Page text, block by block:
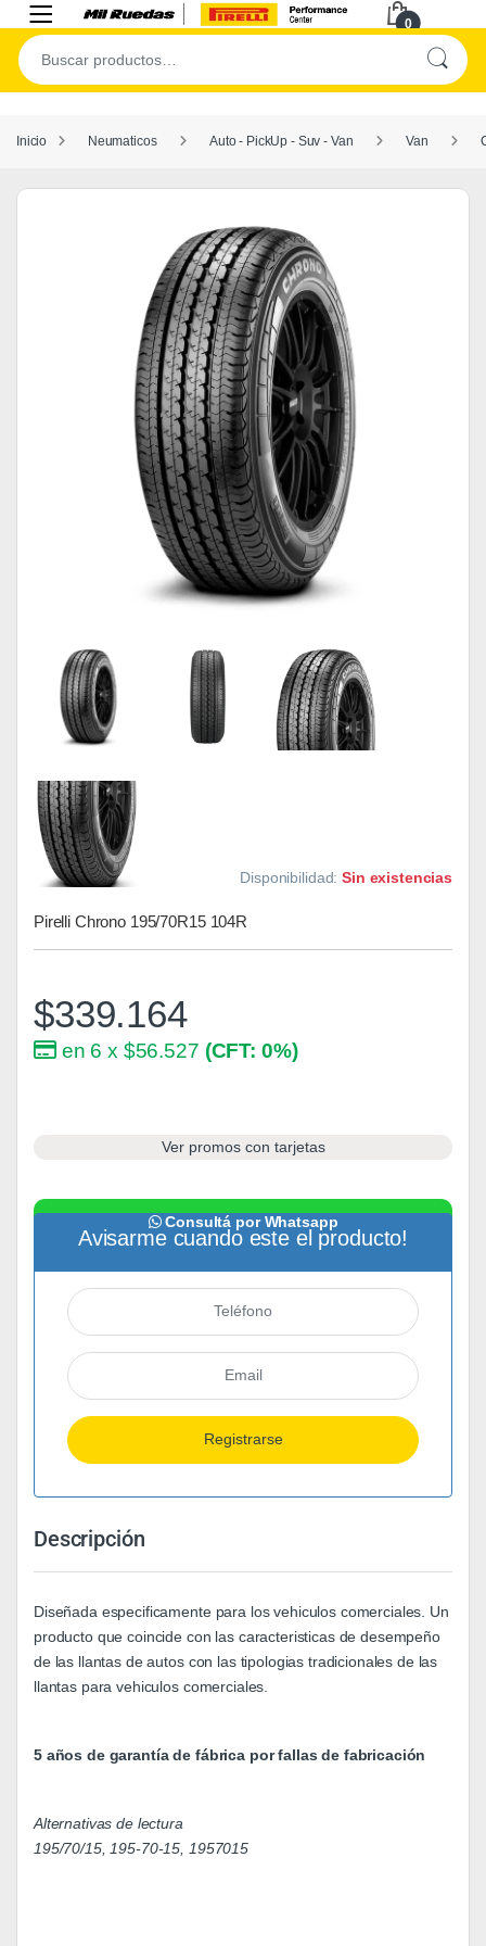
0
Inicio Neumaticos Auto - PickUp - Suv - Van Van
Pirelli Chrono 195/70R15 104R
Disponibilidad:Sin existencias
$339.164
en 6 x $56.527 (CFT: 0%)
Ver promos con tarjetas
Consultá por Whatsapp
Avisarme cuando este el producto!
Descripción
Diseñada especificamente para los vehiculos comerciales. Un
producto que coincide con las caracteristicas de desempeño
de las llantas de autos con las tipologias tradicionales de las
llantas para vehiculos comerciales.
5 años de garantía de fábrica por fallas de fabricación
Alternativas de lectura
195/70/15, 195-70-15, 1957015